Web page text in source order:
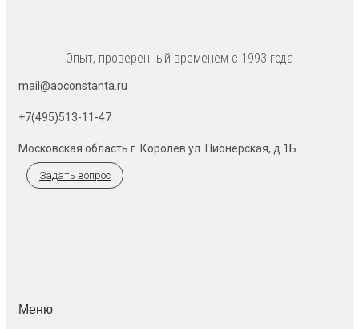
Опыт, проверенный временем с 1993 года
mail@aoconstanta.ru
+7(495)513-11-47
Московская область г. Королев ул. Пионерская, д.1Б
Задать вопрос
Меню